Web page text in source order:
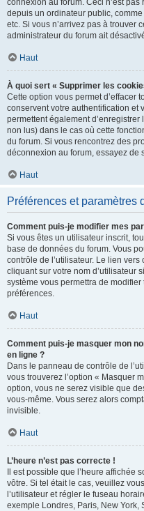
connexion au forum. Ceci n’est
depuis un ordinateur public,
etc. Si vous n’arrivez pas à trouver
administrateur du forum ait
Haut
À quoi sert « Supprimer les
Cette option vous permet d’effacer
conservent votre authentification et
permettent également d’enregistrer
non lus) dans le cas où cette
du forum. Si vous rencontrez des
déconnexion au forum, essayez de
Haut
Préférences et paramètres
Comment puis-je modifier mes
Si vous êtes un utilisateur inscrit,
base de données du forum. Vous
contrôle de l’utilisateur. Le lien
cliquant sur votre nom d’utilisateur
système vous permettra de
préférences.
Haut
Comment puis-je masquer mon
en ligne ?
Dans le panneau de contrôle de
vous trouverez l’option « Masquer
option, vous ne serez visible que
vous-même. Vous serez alors
invisible.
Haut
L’heure n’est pas correcte !
Il est possible que l’heure affichée
vôtre. Si tel était le cas, veuillez
l’utilisateur et régler le fuseau
exemple Londres, Paris, New York,